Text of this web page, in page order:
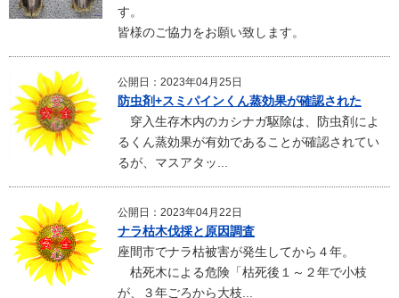
す。
皆様のご協力をお願い致します。
公開日：2023年04月25日
防虫剤+スミパインくん蒸効果が確認された
穿入生存木内のカシナガ駆除は、防虫剤によ
るくん蒸効果が有効であることが確認されてい
るが、マスアタッ...
公開日：2023年04月22日
ナラ枯木伐採と原因調査
座間市でナラ枯被害が発生してから４年。
枯死木による危険「枯死後１～２年で小枝
が、３年ごろから大枝...